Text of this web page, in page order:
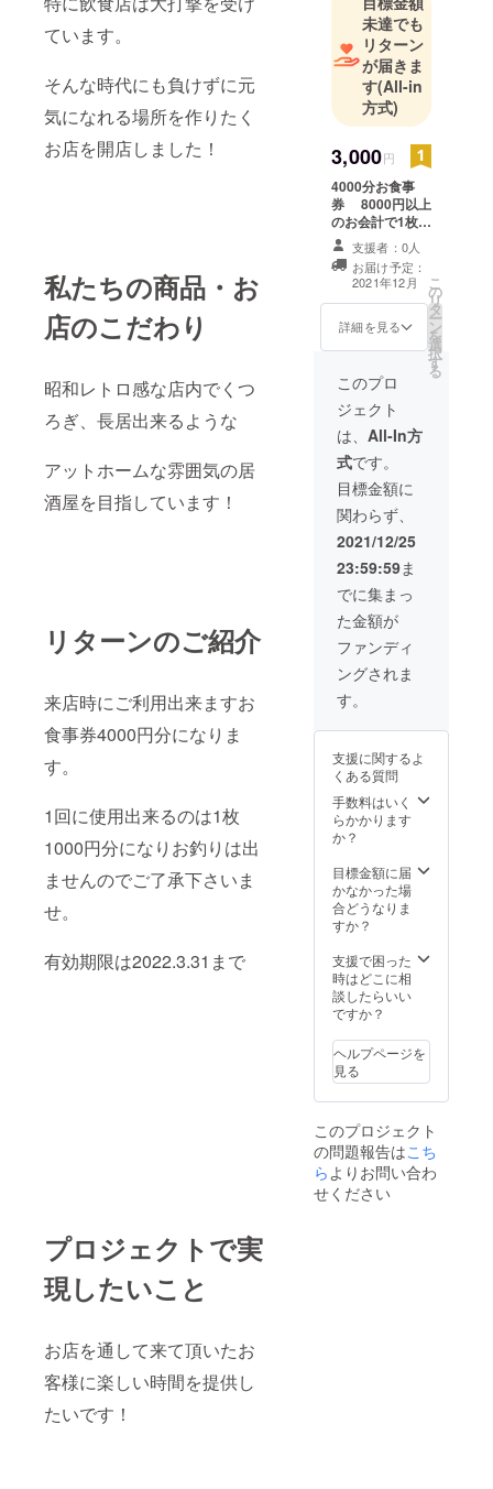
ています。
そんな時代にも負けずに元
気になれる場所を作りたく
お店を開店しました！
私たちの商品・お
店のこだわり
昭和レトロ感な店内でくつ
ろぎ、長居出来るような
アットホームな雰囲気の居
酒屋を目指しています！
リターンのご紹介
来店時にご利用出来ますお
食事券4000円分になりま
す。
1回に使用出来るのは1枚
1000円分になりお釣りは出
ませんのでご了承下さいま
せ。
有効期限は2022.3.31まで
プロジェクトで実
現したいこと
お店を通して来て頂いたお
客様に楽しい時間を提供し
たいです！
未達でも
リターン
が届きま
す(All-in
方式)
3,000円
4000分お食事
券 8000円以上
のお会計で1枚使
用可能 1度に使
用出来るのは1枚
1000円分、 お釣
りは出ませんの
でご了承下さ
い。 有効期限
2021.3.31土日祝
支援者：0人
お届け予定：
2021年12月
詳細を見る
こ
の
リ
タ
ー
ン
を
選
択
す
る
このプロ
ジェクト
は、 All-In方
式です。
目標金額に
関わらず、
2021/12/25
23:59:59ま
でに集まっ
た金額が
ファンディ
ングされま
す。
支援に関するよ
くある質問
手数料はいく
らかかります
か？
目標金額に届
かなかった場
合どうなりま
すか？
支援で困った
時はどこに相
談したらいい
ですか？
ヘルプページを
見る
このプロジェクト
の問題報告はこち
ら よりお問い合わ
せください